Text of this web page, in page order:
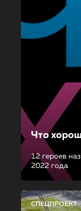
Что
12 героев
2022 года
СПЕЦПРОЕКТ